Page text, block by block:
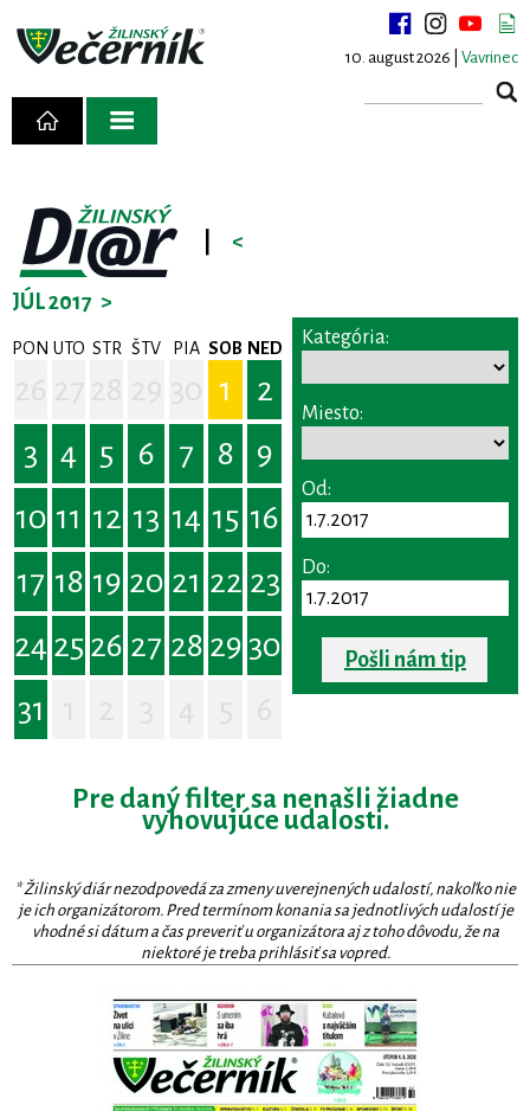
10. august 2026 | Vavrinec
<
JÚL 2017 >
PON UTO STR ŠTV PIA SOB NED
1
2
3
4 5 6 7 8
9
10 11 12 13 14 15 16
17 18 19 20 21 22 23
24 25 26 27 28 29 30
31
Kategória:
Miesto:
Od:
Do:
Pošli nám tip
Pre daný filter sa nenašli žiadne
vyhovujúce udalosti.
* Žilinský diár nezodpovedá za zmeny uverejnených udalostí, nakoľko nie
je ich organizátorom. Pred termínom konania sa jednotlivých udalostí je
vhodné si dátum a čas preveriť u organizátora aj z toho dôvodu, že na
niektoré je treba prihlásiť sa vopred.